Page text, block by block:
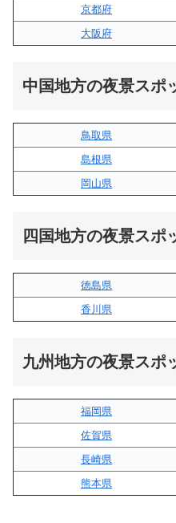
京都府
大阪府
中国地方の夜景スポ
鳥取県
島根県
岡山県
四国地方の夜景スポ
徳島県
香川県
九州地方の夜景スポ
福岡県
佐賀県
長崎県
熊本県